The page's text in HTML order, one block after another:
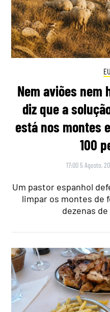
Nem aviões
diz que a
está nos montes
100
17:00 5 Agosto,
Um pastor espanhol
limpar os montes de
dezenas